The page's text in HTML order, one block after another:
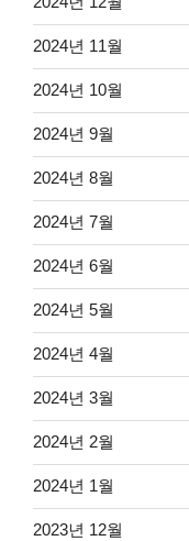
2024년 11월
2024년 10월
2024년 9월
2024년 8월
2024년 7월
2024년 6월
2024년 5월
2024년 4월
2024년 3월
2024년 2월
2024년 1월
2023년 12월